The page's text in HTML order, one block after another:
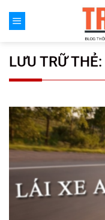
đến
LƯU TRỮ THẺ: